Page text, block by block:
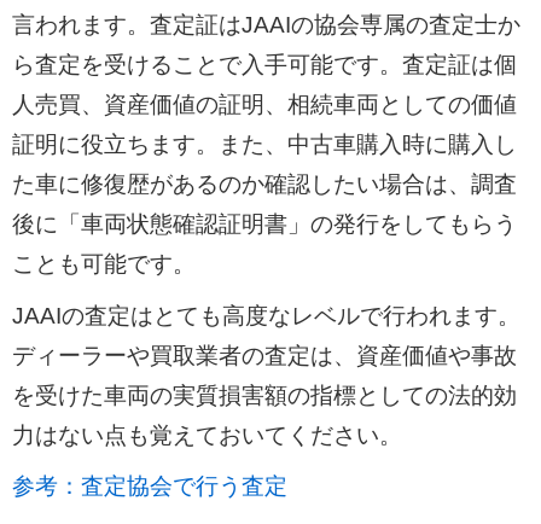
言われます。査定証はJAAIの協会専属の査定士か
ら査定を受けることで入手可能です。査定証は個
人売買、資産価値の証明、相続車両としての価値
証明に役立ちます。また、中古車購入時に購入し
た車に修復歴があるのか確認したい場合は、調査
後に「車両状態確認証明書」の発行をしてもらう
ことも可能です。
JAAIの査定はとても高度なレベルで行われます。
ディーラーや買取業者の査定は、資産価値や事故
を受けた車両の実質損害額の指標としての法的効
力はない点も覚えておいてください。
参考：査定協会で行う査定